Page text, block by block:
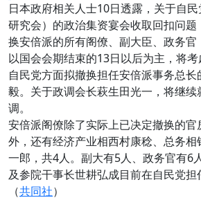
日本政府相关人士10日透露，关于自
研究会）的政治集资宴会收取回扣问
换安倍派的所有阁僚、副大臣、政务官
以国会会期结束的13日以后为主，将考
自民党方面拟撤换担任安倍派事务总
毅。关于政调会长萩生田光一，将继
调。
安倍派阁僚除了实际上已决定撤换的官
外，还有经济产业相西村康稔、总务
一郎，共4人。副大有5人、政务官有6
及参院干事长世耕弘成目前在自民党担
（共同社）